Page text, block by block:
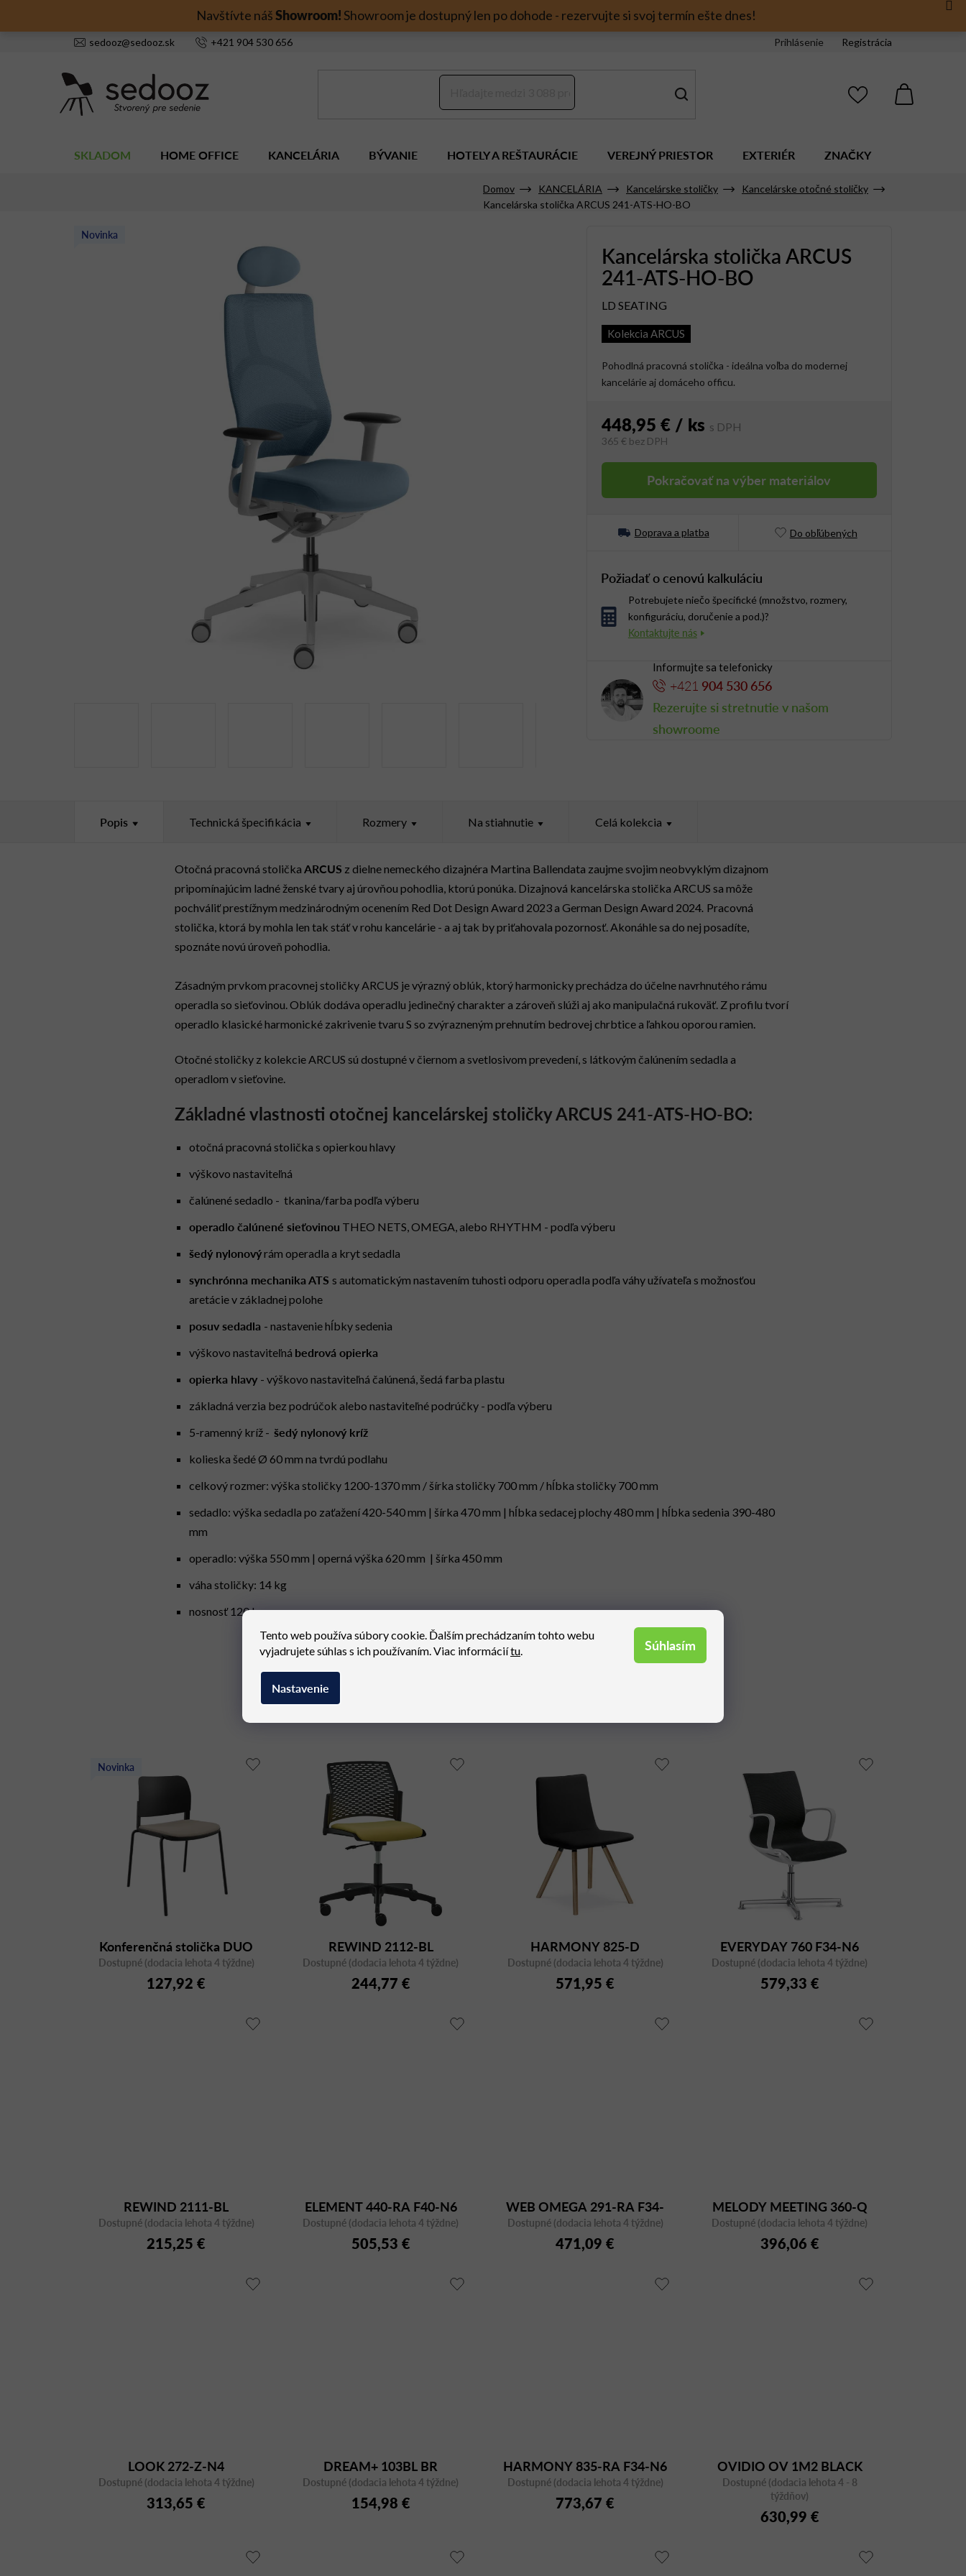
Tento web používa súbory cookie. Ďalším prechádzaním tohto webu
vyjadrujete súhlas s ich používaním. Viac informáciítu.
Nastavenie
Súhlasím
Navštívte nášShowroom!Showroom je dostupný len po dohode - rezervujte si svoj termín ešte dnes!
sedooz@sedooz.sk +421 904 530 656 Prihlásenie Registrácia
SKLADOM HOME OFFICE KANCELÁRIA BÝVANIE HOTELY A REŠTAURÁCIE VEREJNÝ PRIESTOR EXTERIÉR ZNAČKY
Domov KANCELÁRIA Kancelárske stoličky
Kancelárske otočné stoličky
Kancelárska stolička ARCUS 241-ATS-HO-BO
Kancelárska stolička ARCUS
241-ATS-HO-BO
LD SEATING
Kolekcia ARCUS
Pohodlná pracovná stolička - ideálna voľba do modernej
kancelárie aj domáceho officu.
448,95 € / ks
365 €bez DPH
Pokračovať na výber materiálov
Doprava a platba Do obľúbených
Požiadať o cenovú kalkuláciu
Potrebujete niečo špecifické (množstvo, rozmery,
konfiguráciu, doručenie a pod.)?
Informujte sa telefonicky
+421 904 530 656
Rezerujte si stretnutie v našom
showroome
Novinka
Popis Technická špecifikácia Rozmery Celá kolekcia
Otočná pracovná stolička ARCUS z dielne nemeckého dizajnéra Martina Ballendata zaujme svojim neobvyklým dizajnom
pripomínajúcim ladné ženské tvary aj úrovňou pohodlia, ktorú ponúka. Dizajnová kancelárska stolička ARCUS sa môže
pochváliť prestížnym medzinárodným ocenením Red Dot Design Award 2023 a German Design Award 2024. Pracovná
stolička, ktorá by mohla len tak stáť v rohu kancelárie - a aj tak by priťahovala pozornosť. Akonáhle sa do nej posadíte,
spoznáte novú úroveň pohodlia.
Zásadným prvkom pracovnej stoličky ARCUS je výrazný oblúk, ktorý harmonicky prechádza do účelne navrhnutého rámu
operadla so sieťovinou. Oblúk dodáva operadlu jedinečný charakter a zároveň slúži aj ako manipulačná rukoväť. Z profilu tvorí
operadlo klasické harmonické zakrivenie tvaru S so zvýrazneným prehnutím bedrovej chrbtice a ľahkou oporou ramien.
Otočné stoličky z kolekcie ARCUS sú dostupné v čiernom a svetlosivom prevedení, s látkovým čalúnením sedadla a
operadlom v sieťovine.
Základné vlastnosti otočnej kancelárskej stoličky ARCUS 241-ATS-HO-BO:
otočná pracovná stolička s opierkou hlavy
výškovo nastaviteľná
čalúnené sedadlo - tkanina/farba podľa výberu
operadlo čalúnené sieťovinou THEO NETS, OMEGA, alebo RHYTHM - podľa výberu
šedý nylonovýrám operadla a kryt sedadla
synchrónna mechanika ATS s automatickým nastavením tuhosti odporu operadla podľa váhy užívateľa s možnosťou
aretácie v základnej polohe
posuv sedadla - nastavenie hĺbky sedenia
výškovo nastaviteľná bedrová opierka
opierka hlavy - výškovo nastaviteľná čalúnená, šedá farba plastu
základná verzia bez podrúčok alebo nastaviteľné podrúčky - podľa výberu
5-ramenný kríž - šedý nylonový kríž
kolieska šedé Ø 60 mm na tvrdú podlahu
celkový rozmer: výška stoličky 1200-1370 mm / šírka stoličky 700 mm / hĺbka stoličky 700 mm
sedadlo: výška sedadla po zaťažení 420-540 mm | šírka 470 mm | hĺbka sedacej plochy 480 mm | hĺbka sedenia 390-480
mm
operadlo: výška 550 mm | operná výška 620 mm | šírka 450 mm
váha stoličky: 14 kg
nosnosť 120 kg
Novinka
Konferenčná stolička DUO
DU-02
Dostupné (dodacia lehota 4 týždne)
127,92 €
REWIND 2112-BL
Dostupné (dodacia lehota 4 týždne)
244,77 €
HARMONY 825-D
Dostupné (dodacia lehota 4 týždne)
571,95 €
EVERYDAY 760 F34-N6
Dostupné (dodacia lehota 4 týždne)
579,33 €
REWIND 2111-BL
Dostupné (dodacia lehota 4 týždne)
215,25 €
ELEMENT 440-RA F40-N6
Dostupné (dodacia lehota 4 týždne)
505,53 €
WEB OMEGA 291-RA F34-
N6
Dostupné (dodacia lehota 4 týždne)
471,09 €
MELODY MEETING 360-Q
Dostupné (dodacia lehota 4 týždne)
396,06 €
LOOK 272-Z-N4
Dostupné (dodacia lehota 4 týždne)
313,65 €
DREAM+ 103BL BR
Dostupné (dodacia lehota 4 týždne)
154,98 €
HARMONY 835-RA F34-N6
Dostupné (dodacia lehota 4 týždne)
773,67 €
OVIDIO OV 1M2 BLACK
Dostupné (dodacia lehota 4 - 8
týždňov)
630,99 €